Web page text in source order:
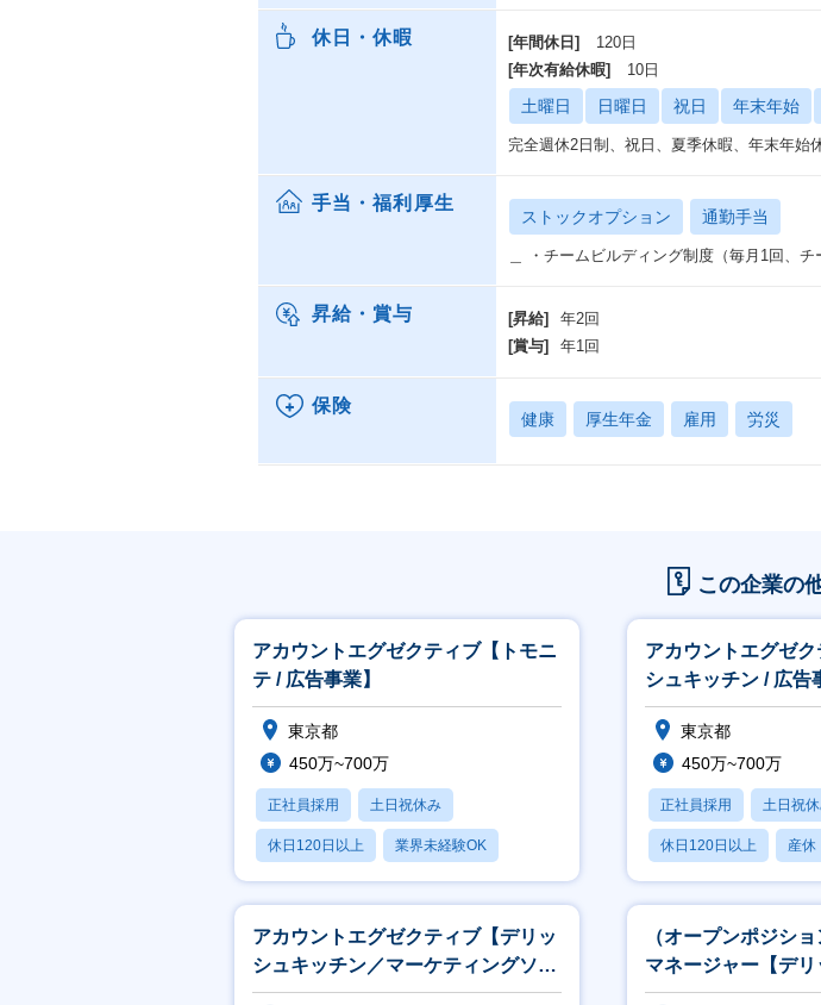
休日・休暇 [年間休日]
120日
[年次有給休暇]
10日
土曜日 日曜日 祝日 年末年始
完全週休2日制、祝日、夏季休暇、年末年
手当・福利厚生
ストックオプション 通勤手当
＿ ・チームビルディング制度（毎月1回、
昇給・賞与 [昇給]
年2回
[賞与]
年1回
保険
健康 厚生年金 雇用 労災
この企業の
アカウントエグゼクティブ【トモニ
テ / 広告事業】
東京都
450万~700万
正社員採用 土日祝休み
休日120日以上 業界未経験OK
産休・育休あり
アカウントエグゼ
シュキッチン / 広告
東京都
450万~700万
正社員採用 土日祝
休日120日以上 産休
賞与あり
アカウントエグゼクティブ【デリッ
シュキッチン／マーケティングソリ
ューションズ】
（オープンポジシ
マネージャー【デ
ン】